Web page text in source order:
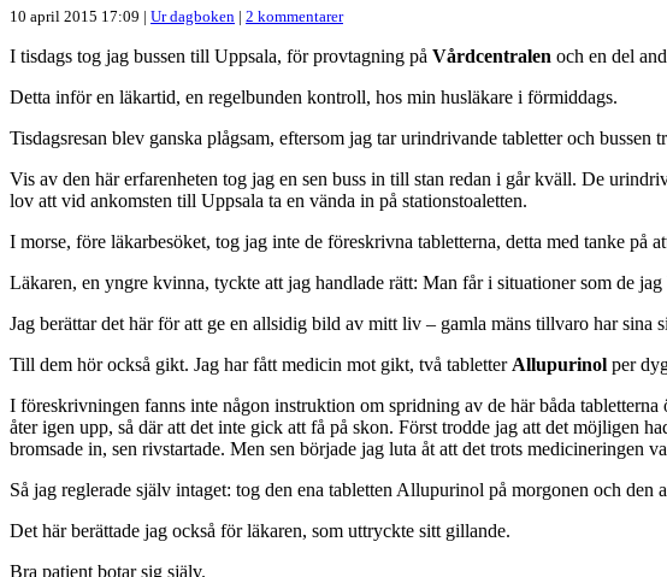
10 april 2015 17:09 | Ur dagboken | 2 kommentarer
I tisdags tog jag bussen till Uppsala, för provtagning på Vårdcentralen och en del
Detta inför en läkartid, en regelbunden kontroll, hos min husläkare i förmiddags.
Tisdagsresan blev ganska plågsam, eftersom jag tar urindrivande tabletter och bussen
Vis av den här erfarenheten tog jag en sen buss in till stan redan i går kväll. De
lov att vid ankomsten till Uppsala ta en vända in på stationstoaletten.
I morse, före läkarbesöket, tog jag inte de föreskrivna tabletterna, detta med tanke
Läkaren, en yngre kvinna, tyckte att jag handlade rätt: Man får i situationer som de
Jag berättar det här för att ge en allsidig bild av mitt liv – gamla mäns tillvaro har sina
Till dem hör också gikt. Jag har fått medicin mot gikt, två tabletter Allupurinol per
I föreskrivningen fanns inte någon instruktion om spridning av de här båda
åter igen upp, så där att det inte gick att få på skon. Först trodde jag att det möjligen
bromsade in, sen rivstartade. Men sen började jag luta åt att det trots medicineringen
Så jag reglerade själv intaget: tog den ena tabletten Allupurinol på morgonen och
Det här berättade jag också för läkaren, som uttryckte sitt gillande.
Bra patient botar sig själv.